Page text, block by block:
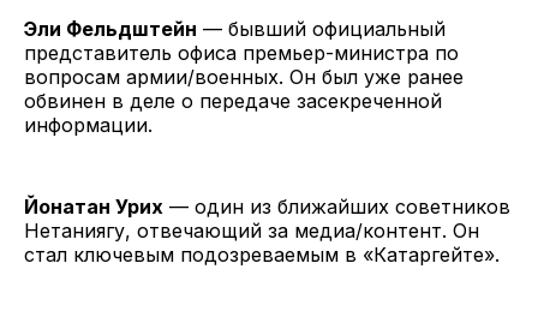
Эли Фельдштейн — бывший официальный
представитель офиса премьер-министра по
вопросам армии/военных. Он был уже ранее
обвинен в деле о передаче засекреченной
информации.
Йонатан Урих — один из ближайших советников
Нетаниягу, отвечающий за медиа/контент. Он
стал ключевым подозреваемым в «Катаргейте».